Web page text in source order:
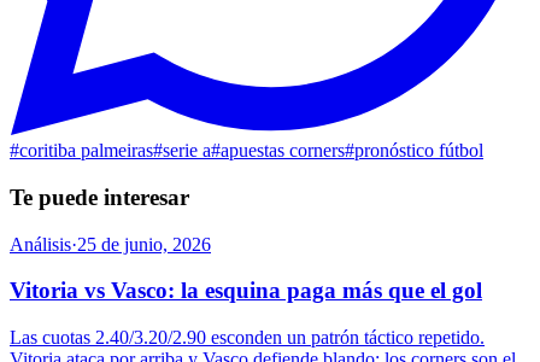
#coritiba palmeiras#serie a#apuestas corners#pronóstico fútbol
Te puede interesar
Análisis·25 de junio, 2026
Vitoria vs Vasco: la esquina paga más que el gol
Las cuotas 2.40/3.20/2.90 esconden un patrón táctico repetido.